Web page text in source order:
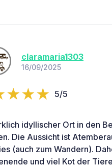
claramaria1303
16/09/2025
5/5
idyllischer Ort in den
Die Aussicht ist
(auch zum Wandern).
und viel Kot der